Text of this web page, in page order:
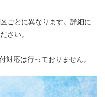
ごとに異なります。詳細に
さい。
対応は行っておりません。